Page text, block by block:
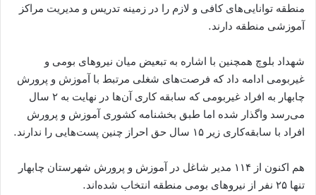
منطقه توانایی‌های کافی و لازم را در زمینه‌ تدریس و مدیریت مراکز
آموزشی منطقه دارند.
شهداد بلوچ همچنین با اشاره به تبعیض میان نیروهای بومی و
غیربومی ادامه داد که فرصت‌های شغلی مرتبط با آموزش و پرورش
چابهار به افراد غیربومی که سابقه کاری آن‌ها در ‌‌نهایت به ۲ سال
می‌رسد واگذار شده اما طبق بخشنامه کشوری آموزش و پرورش
افراد با سابقه‌کاری زیر ۱۵ سال حق احراز چنین پست‌هایی را ندارند.
هم اکنون از ۱۱۴ مدیر شاغل در آموزش و پرورش شهرستان چابهار
تنها ۲۵ نفر از نیروهای بومی منطقه انتخاب شده‌اند.